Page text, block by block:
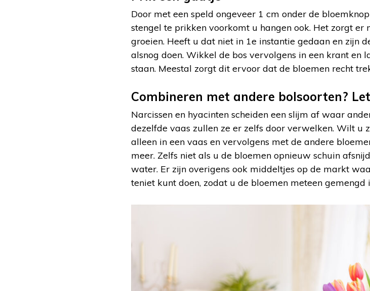
Door met een speld ongeveer 1 cm onder de
stengel te prikken voorkomt u hangen ook. Het zorgt
groeien. Heeft u dat niet in 1e instantie gedaan en zijn
alsnog doen. Wikkel de bos vervolgens in een krant en
staan. Meestal zorgt dit ervoor dat de bloemen recht
Combineren met andere bolsoorten?
Narcissen en hyacinten scheiden een slijm af waar
dezelfde vaas zullen ze er zelfs door verwelken. Wilt u
alleen in een vaas en vervolgens met de andere
meer. Zelfs niet als u de bloemen opnieuw schuin
water. Er zijn overigens ook middeltjes op de markt
teniet kunt doen, zodat u de bloemen meteen gemengd